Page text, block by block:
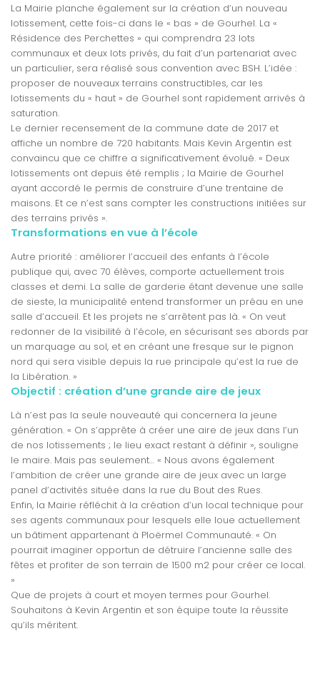
La Mairie planche également sur la création d’un nouveau
lotissement, cette fois-ci dans le « bas » de Gourhel. La «
Résidence des Perchettes » qui comprendra 23 lots
communaux et deux lots privés, du fait d’un partenariat avec
un particulier, sera réalisé sous convention avec BSH. L’idée :
proposer de nouveaux terrains constructibles, car les
lotissements du « haut » de Gourhel sont rapidement arrivés à
saturation.
Le dernier recensement de la commune date de 2017 et
affiche un nombre de 720 habitants. Mais Kevin Argentin est
convaincu que ce chiffre a significativement évolué. « Deux
lotissements ont depuis été remplis ; la Mairie de Gourhel
ayant accordé le permis de construire d’une trentaine de
maisons. Et ce n’est sans compter les constructions initiées sur
des terrains privés ».
Transformations en vue à l’école
Autre priorité : améliorer l’accueil des enfants à l’école
publique qui, avec 70 élèves, comporte actuellement trois
classes et demi. La salle de garderie étant devenue une salle
de sieste, la municipalité entend transformer un préau en une
salle d’accueil. Et les projets ne s’arrêtent pas là. « On veut
redonner de la visibilité à l’école, en sécurisant ses abords par
un marquage au sol, et en créant une fresque sur le pignon
nord qui sera visible depuis la rue principale qu’est la rue de
la Libération. »
Objectif : création d’une grande aire de jeux
Là n’est pas la seule nouveauté qui concernera la jeune
génération. « On s’apprête à créer une aire de jeux dans l’un
de nos lotissements ; le lieu exact restant à définir », souligne
le maire. Mais pas seulement… « Nous avons également
l’ambition de créer une grande aire de jeux avec un large
panel d’activités située dans la rue du Bout des Rues.
Enfin, la Mairie réfléchit à la création d’un local technique pour
ses agents communaux pour lesquels elle loue actuellement
un bâtiment appartenant à Ploërmel Communauté. « On
pourrait imaginer opportun de détruire l’ancienne salle des
fêtes et profiter de son terrain de 1500 m2 pour créer ce local.
»
Que de projets à court et moyen termes pour Gourhel.
Souhaitons à Kevin Argentin et son équipe toute la réussite
qu’ils méritent.